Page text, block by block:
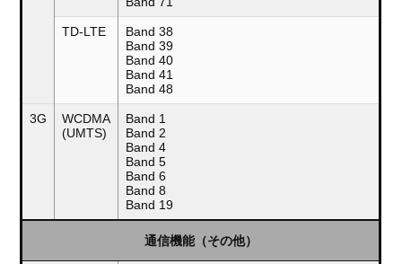
TD-LTE
Band 38
Band 39
Band 40
Band 41
Band 48
3G
WCDMA
(UMTS)
Band 1
Band 2
Band 4
Band 5
Band 6
Band 8
Band 19
通信機能（その他）